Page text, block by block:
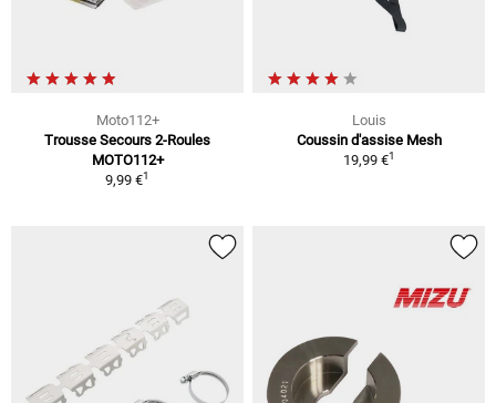
Moto112+
Trousse Secours 2-Roules
MOTO112+
9,99 €1
Louis
Coussin d'assise Mesh
19,99 €1